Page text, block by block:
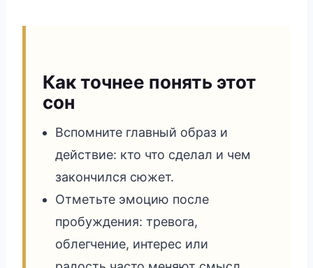
Как точнее понять этот
сон
Вспомните главный образ и
действие: кто что сделал и чем
закончился сюжет.
Отметьте эмоцию после
пробуждения: тревога,
облегчение, интерес или